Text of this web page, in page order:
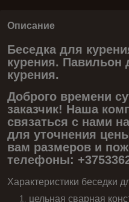
Описание
Беседка для
курения. Павильон
курения.
Доброго времени
заказчик! Наша
связаться с нами
для уточнения
вам размеров и
телефоны:
Характеристики беседки
цельная сварная